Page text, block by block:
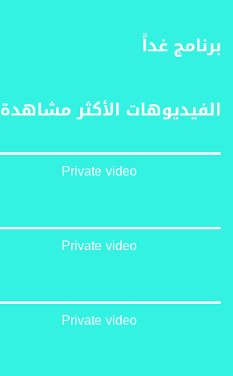
برنامج غداً
الفيديوهات الأكثر مشاهدة
Private video
Private video
Private video